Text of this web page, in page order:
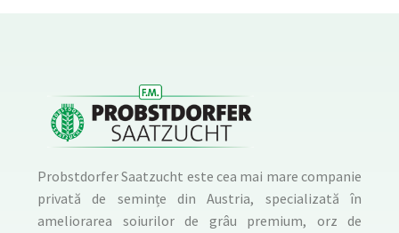
Probstdorfer Saatzucht este cea mai mare companie
privată de semințe din Austria, specializată în
ameliorarea soiurilor de grâu premium, orz de